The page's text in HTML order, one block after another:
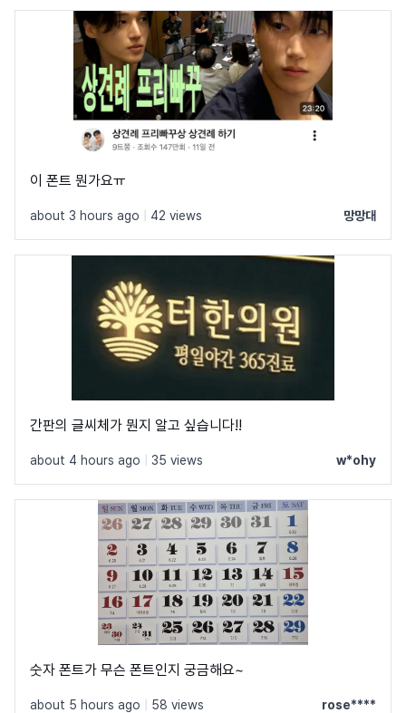
이 폰트 뭔가요ㅠ
about 3 hours ago 42 views 망망대
간판의 글씨체가 뭔지 알고 싶습니다!!
about 4 hours ago 35 views w*ohy
숫자 폰트가 무슨 폰트인지 궁금해요~
about 5 hours ago 58 views rose****